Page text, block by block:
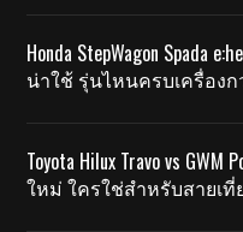
Honda StepWagon Spada
น่าใช้ รุ่นไหนครบเครื่องก
Toyota Hilux Travo vs
ใหม่ ใครใช่สำหรับสายเที่